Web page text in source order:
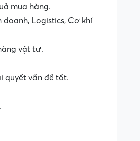
mua hàng.
Logistics, Cơ khí
vật tư.
quyết vấn đề tốt.